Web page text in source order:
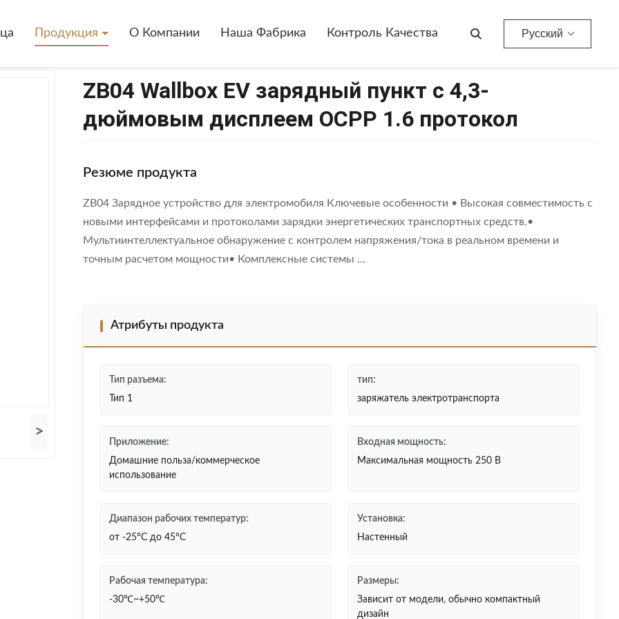
Продукция О Компании Наша Фабрика Контроль Качества Русский
>
ZB04 Wallbox EV зарядный пункт с 4,3-
дюймовым дисплеем OCPP 1.6 протокол
Резюме продукта
ZB04 Зарядное устройство для электромобиля Ключевые особенности • Высокая совместимость с
новыми интерфейсами и протоколами зарядки энергетических транспортных средств.•
Мультиинтеллектуальное обнаружение с контролем напряжения/тока в реальном времени и
точным расчетом мощности• Комплексные системы ...
Атрибуты продукта
Тип разъема:
Тип 1
тип:
заряжатель электротранспорта
Приложение:
Домашние польза/коммерческое
использование
Входная мощность:
Максимальная мощность 250 В
Диапазон рабочих температур:
от -25°С до 45°С
Установка:
Настенный
Рабочая температура:
-30℃~+50℃
Размеры:
Зависит от модели, обычно компактный
дизайн